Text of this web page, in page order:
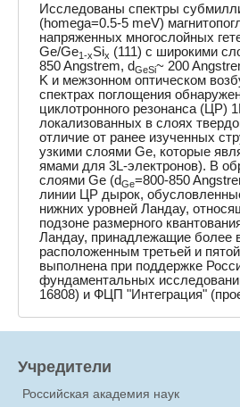
Исследованы спектры
(homega=0.5-5 meV)
напряженных многослойных
Ge/Ge1-xSix (111) с широкими
850 Angstrem, dGeSi~ 200
K и межзонном оптическом
спектрах поглощения
циклотронного резонанса (ЦР)
локализованных в слоях
отличие от ранее изученных
узкими слоями Ge, которые
ямами для 3L-электронов). В
слоями Ge (dGe=800-850
линии ЦР дырок,
нижних уровней Ландау,
подзоне размерного
Ландау, принадлежащие более
расположенным третьей и
выполнена при поддержке
фундаментальных
16808) и ФЦП "Интеграция"
Учредители
Российская академия наук